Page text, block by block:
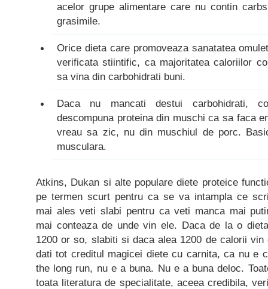
acelor grupe alimentare care nu contin
grasimile.
Orice dieta care promoveaza sanatatea
verificata stiintific, ca majoritatea caloriilor
sa vina din carbohidrati buni.
Daca nu mancati destui carbohidrati,
descompuna proteina din muschi ca sa faca
vreau sa zic, nu din muschiul de porc.
musculara.
Atkins, Dukan si alte populare diete proteice
pe termen scurt pentru ca se va intampla ce
mai ales veti slabi pentru ca veti manca mai
mai conteaza de unde vin ele. Daca de la o
1200 or so, slabiti si daca alea 1200 de calorii
dati tot creditul magicei diete cu carnita, ca nu e
the long run, nu e a buna. Nu e a buna deloc.
toata literatura de specialitate, aceea credibila,